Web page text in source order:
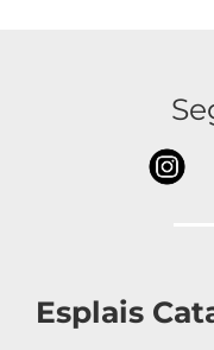
Esplais